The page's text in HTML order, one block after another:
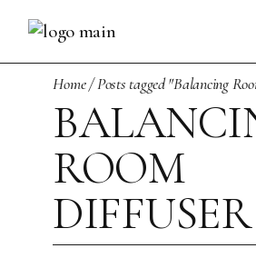
content
Home Posts tagged "Balancing
ROOM